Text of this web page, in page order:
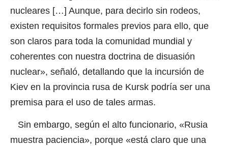
nucleares […] Aunque, para decirlo sin rodeos,
existen requisitos formales previos para ello, que
son claros para toda la comunidad mundial y
coherentes con nuestra doctrina de disuasión
nuclear», señaló, detallando que la incursión de
Kiev en la provincia rusa de Kursk podría ser una
premisa para el uso de tales armas.
Sin embargo, según el alto funcionario, «Rusia
muestra paciencia», porque «está claro que una